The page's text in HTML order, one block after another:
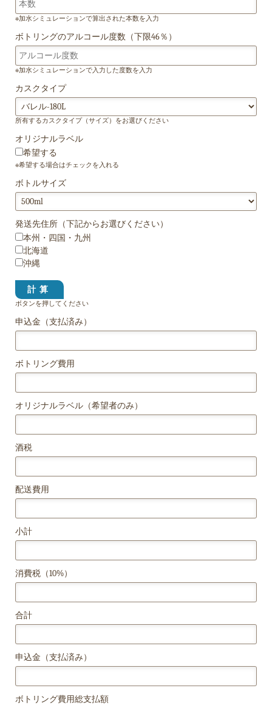
※加水シミュレーションで算出された本数を入力
ボトリングのアルコール度数（下限46％）
※加水シミュレーションで入力した度数を入力
カスクタイプ
所有するカスクタイプ（サイズ）をお選びください
オリジナルラベル
希望する
※希望する場合はチェックを入れる
ボトルサイズ
発送先住所（下記からお選びください）
本州・四国・九州
北海道
沖縄
ボタンを押してください
申込金（支払済み）
ボトリング費用
オリジナルラベル（希望者のみ）
酒税
配送費用
小計
消費税（10%）
合計
申込金（支払済み）
ボトリング費用総支払額